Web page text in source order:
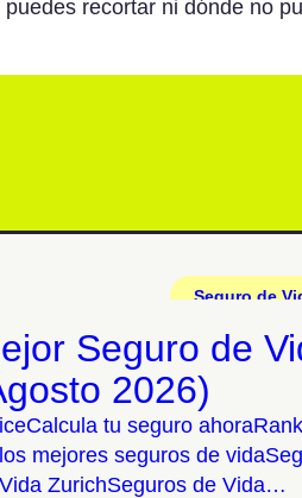
recortar ni dónde no
Seguro de
Seguro de
2026)
tu seguro
mejores seguros de
ZurichSeguros de Vida